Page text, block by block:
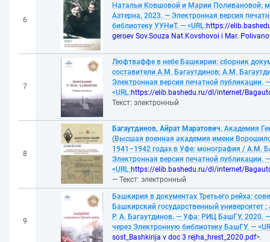
6
Натальи Ковшовой и Марии Поливановой:
Аэтерна, 2023. — Электронная версия
библиотеку УУНиТ. — <URL:https://
geroev Sov.Souza Nat.Kovshovoi i Mar.
7
Люфтваффе в небе Башкирии: сборник
составители А.М. Багаутдинов; А.М.
Электронная версия печатной
<URL:https://elib.bashedu.ru/dl/internet/
Текст: электронный
8
Багаутдинов, Айрат Маратович. Академия
(Высшая военная академия имени
1941–1942 годах в Уфе: монография / А.М.
Электронная версия печатной
<URL:https://elib.bashedu.ru/dl/internet/
— Текст: электронный
9
Башкирия в документах Третьего рейха:
Башкирский государственный университет
Р. А. Багаутдинов. — Уфа: РИЦ БашГУ, 2020.
через Электронную библиотеку БашГУ. —
sost_Bashkirija v doc 3 rejha_hrest_2020.pdf>.